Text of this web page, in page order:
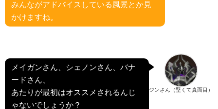
みんながアドバイスしている風景とか見
かけますね。
ジンさん（堅くて真面目）
メイガンさん、シェノンさん、バナ
ードさん、
あたりが最初はオススメされるんじ
ゃないでしょうか？